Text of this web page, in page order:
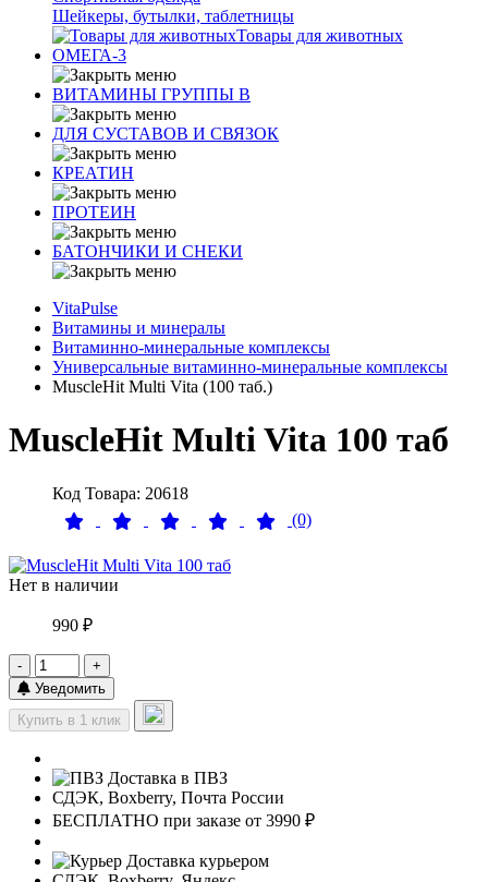
Шейкеры, бутылки, таблетницы
Товары для животных
ОМЕГА-3
ВИТАМИНЫ ГРУППЫ В
ДЛЯ СУСТАВОВ И СВЯЗОК
КРЕАТИН
ПРОТЕИН
БАТОНЧИКИ И СНЕКИ
VitaPulse
Витамины и минералы
Витаминно-минеральные комплексы
Универсальные витаминно-минеральные комплексы
MuscleHit Multi Vita (100 таб.)
MuscleHit Multi Vita 100 таб
Код Товара: 20618
(0)
Нет в наличии
990 ₽
-
+
Уведомить
Купить в 1 клик
Доставка в ПВЗ
СДЭК, Boxberry, Почта России
БЕСПЛАТНО при заказе от 3990 ₽
Доставка курьером